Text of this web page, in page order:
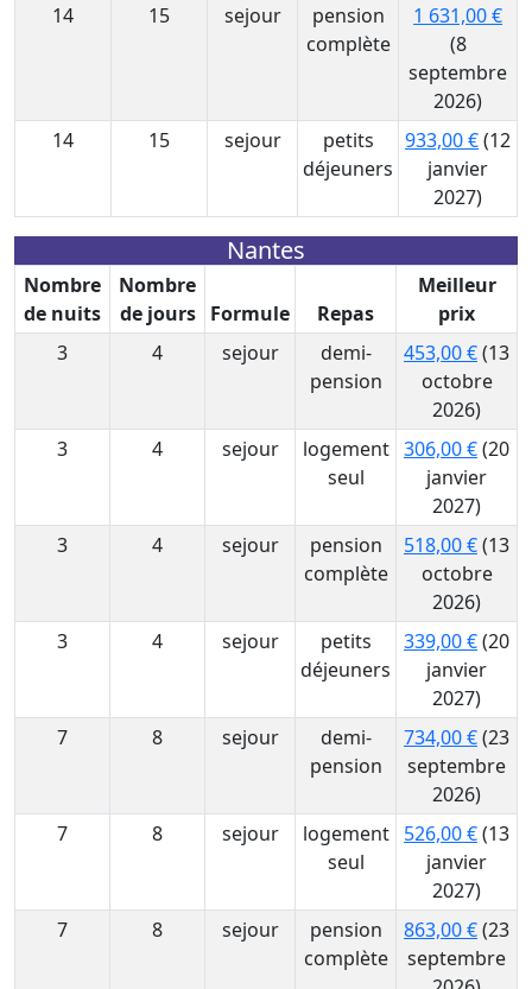
14
15 sejour
pension
complète
1 631,00 €
(8
septembre
2026)
14
15 sejour
petits
déjeuners
933,00 €(12
janvier
2027)
Nantes
Nombre
de nuits
Nombre
de jours
Formule Repas
Meilleur
prix
3
4 sejour
demi-
pension
453,00 €(13
octobre
2026)
3
4 sejour
logement
seul
306,00 €(20
janvier
2027)
3
4 sejour
pension
complète
518,00 €(13
octobre
2026)
3
4 sejour
petits
déjeuners
339,00 €(20
janvier
2027)
7
8 sejour
demi-
pension
734,00 €(23
septembre
2026)
7
8 sejour
logement
seul
526,00 €(13
janvier
2027)
7
8 sejour
pension
complète
863,00 €(23
septembre